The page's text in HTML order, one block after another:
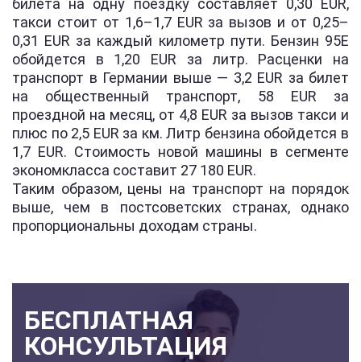
билета на одну поездку составляет 0,30 EUR,
такси стоит от 1,6–1,7 EUR за вызов и от 0,25–
0,31 EUR за каждый километр пути. Бензин 95E
обойдется в 1,20 EUR за литр. Расценки на
транспорт в Германии выше — 3,2 EUR за билет
на общественный транспорт, 58 EUR за
проездной на месяц, от 4,8 EUR за вызов такси и
плюс по 2,5 EUR за км. Литр бензина обойдется в
1,7 EUR. Стоимость новой машины в сегменте
экономкласса составит 27 180 EUR.
Таким образом, цены на транспорт на порядок
выше, чем в постсоветских странах, однако
пропорциональны доходам страны.
БЕСПЛАТНАЯ
КОНСУЛЬТАЦИЯ